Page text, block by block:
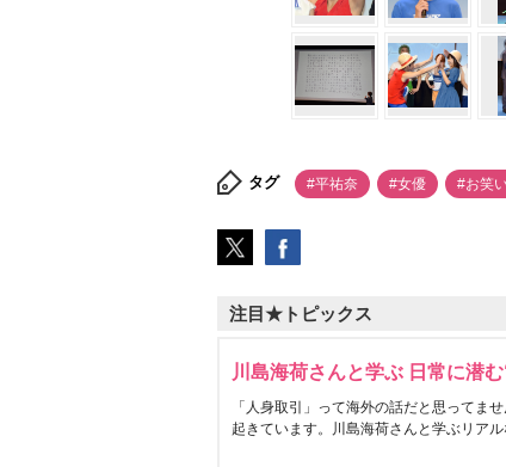
タグ #平祐奈 #女優 #お笑
注目★トピックス
川島海荷さんと学ぶ 日常に潜
「人身取引」って海外の話だと思ってま
起きています。川島海荷さんと学ぶリアル